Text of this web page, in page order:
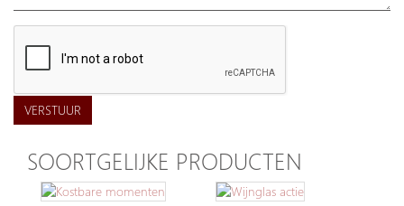
VERSTUUR
SOORTGELIJKE PRODUCTEN